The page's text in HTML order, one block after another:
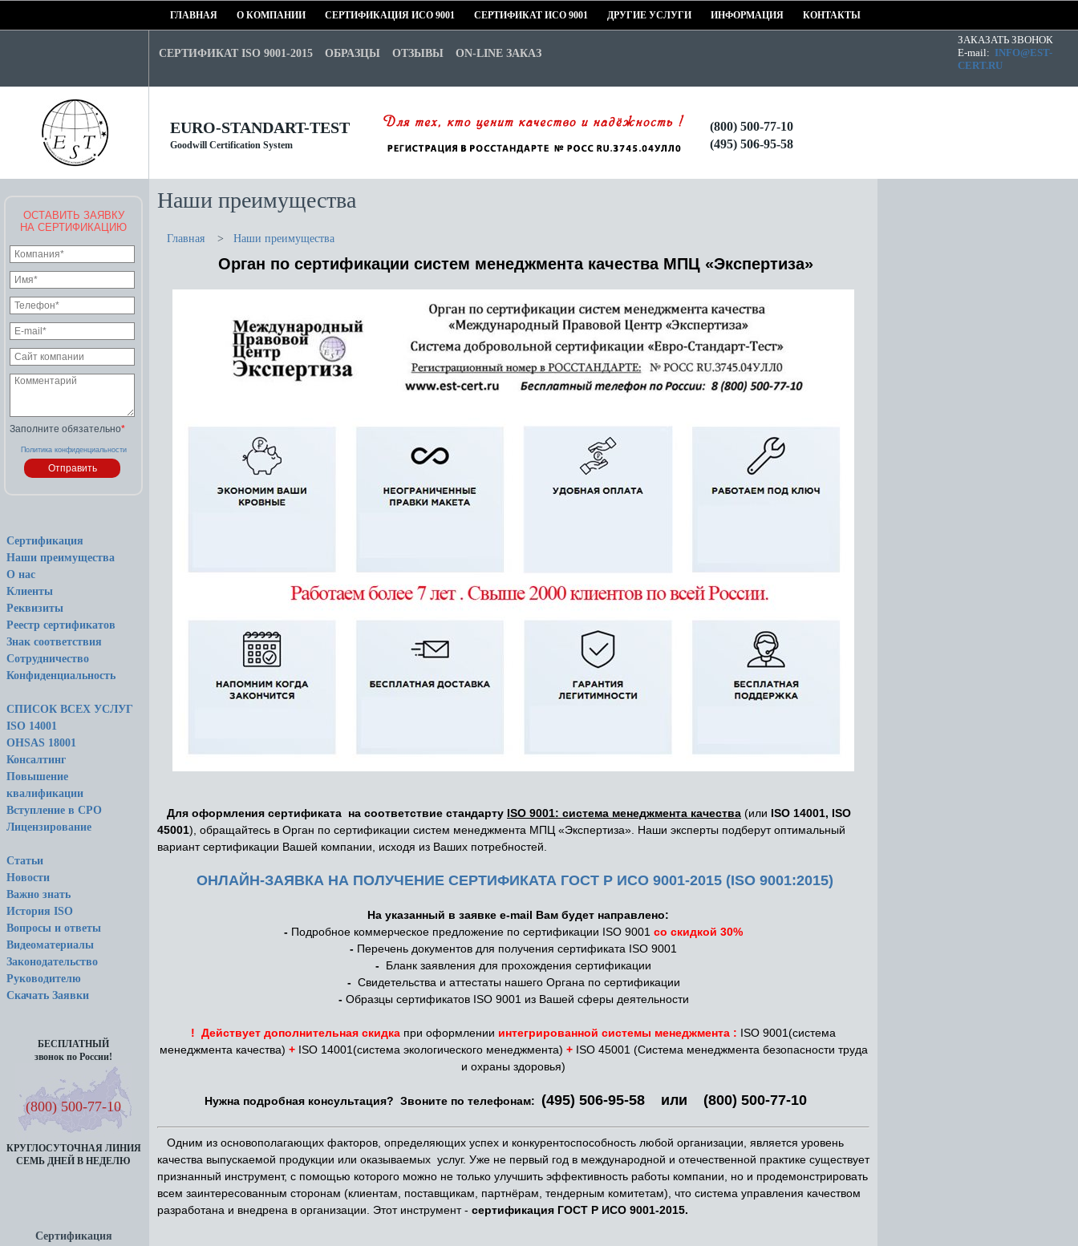
ГЛАВНАЯ О КОМПАНИИ СЕРТИФИКАЦИЯ ИСО 9001 СЕРТИФИКАТ ИСО 9001 ДРУГИЕ УСЛУГИ ИНФОРМАЦИЯ КОНТАКТЫ
СЕРТИФИКАТ ISO 9001-2015 ОБРАЗЦЫ ОТЗЫВЫ ON-LINE ЗАКАЗ
ЗАКАЗАТЬ ЗВОНОК
E-mail: INFO@EST-
CERT.RU
EURO-STANDART-TEST
Goodwill Certification System
(800) 500-77-10
(495) 506-95-58
ОСТАВИТЬ ЗАЯВКУ
НА СЕРТИФИКАЦИЮ
Заполните обязательно*
Политика конфиденциальности
Сертификация
Наши преимущества
О нас
Клиенты
Реквизиты
Реестр сертификатов
Знак соответствия
Сотрудничество
Конфиденциальность
СПИСОК ВСЕХ УСЛУГ
ISO 14001
OHSAS 18001
Консалтинг
Повышение
квалификации
Вступление в СРО
Лицензирование
Статьи
Новости
Важно знать
История ISO
Вопросы и ответы
Видеоматериалы
Законодательство
Руководителю
Скачать Заявки
БЕСПЛАТНЫЙ
звонок по России!
(800) 500-77-10
КРУГЛОСУТОЧНАЯ ЛИНИЯ
СЕМЬ ДНЕЙ В НЕДЕЛЮ
Сертификация
Наши преимущества
Главная > Наши преимущества
Орган по сертификации систем менеджмента качества МПЦ «Экспертиза»
Для оформления сертификата на соответствие стандарту ISO 9001: система менеджмента качества (или ISO 14001, ISO
45001), обращайтесь в Орган по сертификации систем менеджмента МПЦ «Экспертиза». Наши эксперты подберут оптимальный
вариант сертификации Вашей компании, исходя из Ваших потребностей.
ОНЛАЙН-ЗАЯВКА НА ПОЛУЧЕНИЕ СЕРТИФИКАТА ГОСТ Р ИСО 9001-2015 (ISO 9001:2015)
На указанный в заявке e-mail Вам будет направлено:
- Подробное коммерческое предложение по сертификации ISO 9001 со скидкой 30%
- Перечень документов для получения сертификата ISO 9001
- Бланк заявления для прохождения сертификации
-Свидетельства и аттестаты нашего Органа по сертификации
- Образцы сертификатов ISO 9001 из Вашей сферы деятельности
! Действует дополнительная скидка при оформлении интегрированной системы менеджмента : ISO 9001(система
менеджмента качества) +ISO 14001(система экологического менеджмента) + ISO 45001 (Система менеджмента безопасности труда
и охраны здоровья)
Нужна подробная консультация? Звоните по телефонам: (495) 506-95-58 или (800) 500-77-10
Одним из основополагающих факторов, определяющих успех и конкурентоспособность любой организации, является уровень
качества выпускаемой продукции или оказываемых услуг. Уже не первый год в международной и отечественной практике существует
признанный инструмент, с помощью которого можно не только улучшить эффективность работы компании, но и продемонстрировать
всем заинтересованным сторонам (клиентам, поставщикам, партнёрам, тендерным комитетам), что система управления качеством
разработана и внедрена в организации. Этот инструмент - сертификация ГОСТ Р ИСО 9001-2015.